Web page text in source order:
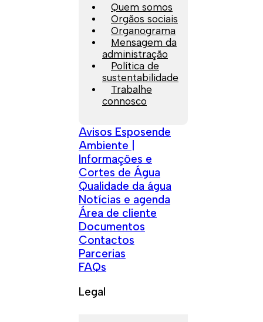
Quem somos
Orgãos sociais
Organograma
Mensagem da
administração
Política de
sustentabilidade
Trabalhe
connosco
Avisos Esposende
Ambiente |
Informações e
Cortes de Água
Qualidade da água
Notícias e agenda
Área de cliente
Documentos
Contactos
Parcerias
FAQs
Legal